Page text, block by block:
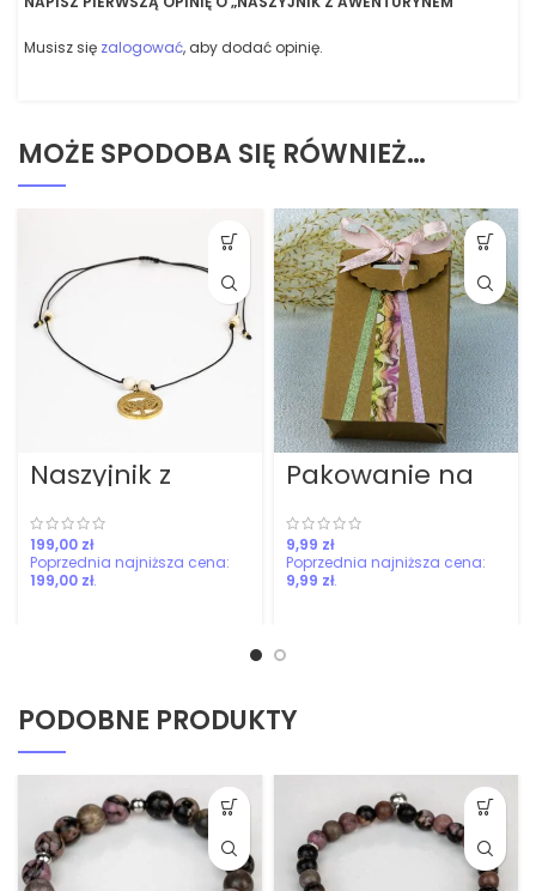
Musisz się zalogować, aby dodać opinię.
MOŻE SPODOBA SIĘ RÓWNIEŻ…
Naszyjnik z
ważką i
kamieniem
rzecznym
zł
199,00 zł
Pakowanie na
prezent!
zł
9,99 zł
PODOBNE PRODUKTY